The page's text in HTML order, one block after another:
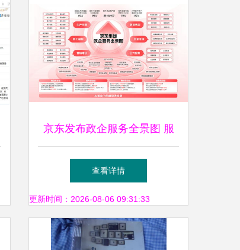
京东发布政企服务全景图 服
务超200项，政企客户突破
1000万，并创新扩展拍卖业务
查看详情
更新时间：2026-08-06 09:31:33